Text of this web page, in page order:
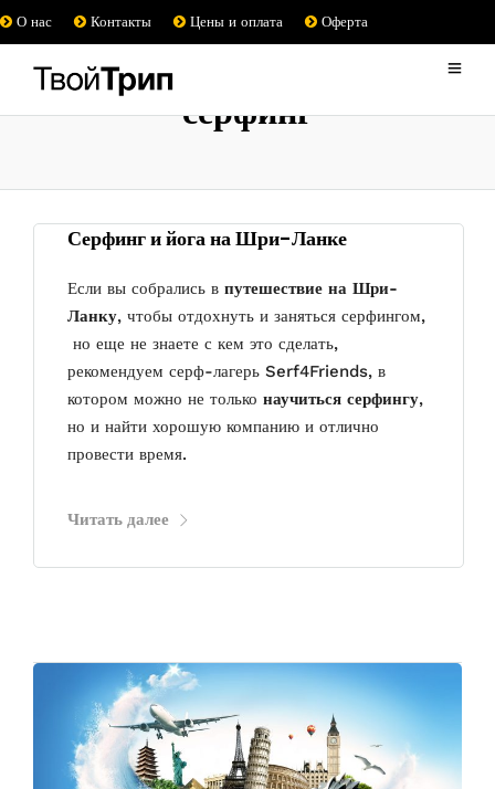
О нас Контакты Цены и оплата Оферта
серфинг
Серфинг и йога на Шри-Ланке
Если вы собрались в путешествие на Шри-
Ланку, чтобы отдохнуть и заняться серфингом,
но еще не знаете с кем это сделать,
рекомендуем серф-лагерь Serf4Friends, в
котором можно не только научиться серфингу,
но и найти хорошую компанию и отлично
провести время.
Читать далее